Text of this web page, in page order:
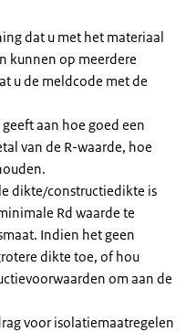
dat u met het materiaal
kunnen op meerdere
u de meldcode met de
geeft aan hoe goed een
van de R-waarde, hoe
dikte/constructiedikte is
Rd waarde te
Indien het geen
dikte toe, of hou
om aan de
voor isolatiemaatregelen